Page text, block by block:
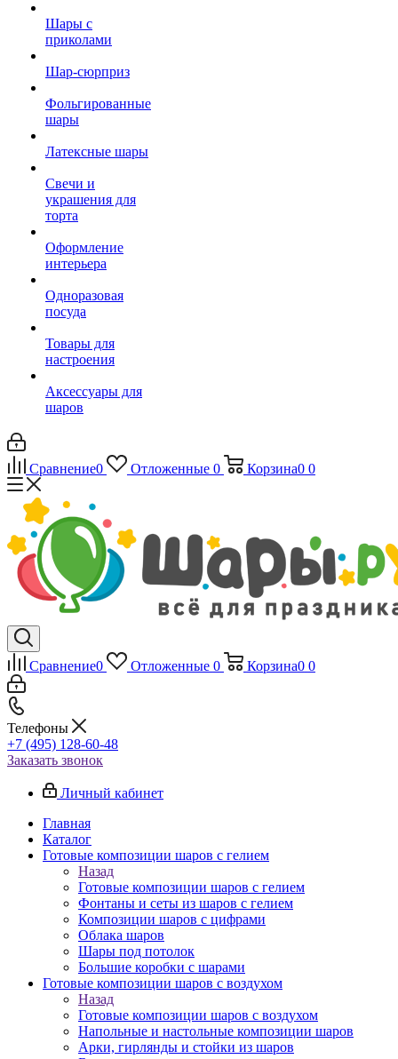
Шары с
приколами
Шар-сюрприз
Фольгированные
шары
Латексные шары
Свечи и
украшения для
торта
Оформление
интерьера
Одноразовая
посуда
Товары для
настроения
Аксессуары для
шаров
Сравнение0 Отложенные 0 Корзина0 0
Сравнение0 Отложенные 0 Корзина0 0
Телефоны
+7 (495) 128-60-48
Заказать звонок
Личный кабинет
Главная
Каталог
Готовые композиции шаров с гелием
Назад
Готовые композиции шаров с гелием
Фонтаны и сеты из шаров с гелием
Композиции шаров с цифрами
Облака шаров
Шары под потолок
Большие коробки с шарами
Готовые композиции шаров с воздухом
Назад
Готовые композиции шаров с воздухом
Напольные и настольные композиции шаров
Арки, гирлянды и стойки из шаров